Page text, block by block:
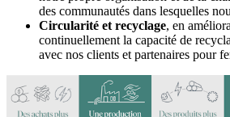
des communautés dans lesquelles
Circularité et recyclage, en
continuellement la capacité de
avec nos clients et partenaires pour